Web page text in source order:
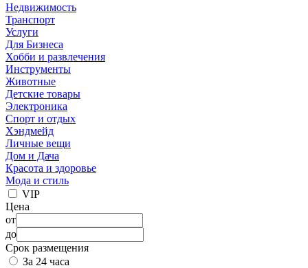
Недвижимость
Транспорт
Услуги
Для Бизнеса
Хобби и развлечения
Инструменты
Животные
Детские товары
Электроника
Спорт и отдых
Хэндмейд
Личные вещи
Дом и Дача
Красота и здоровье
Мода и стиль
VIP
Цена
от
до
Срок размещения
За 24 часа